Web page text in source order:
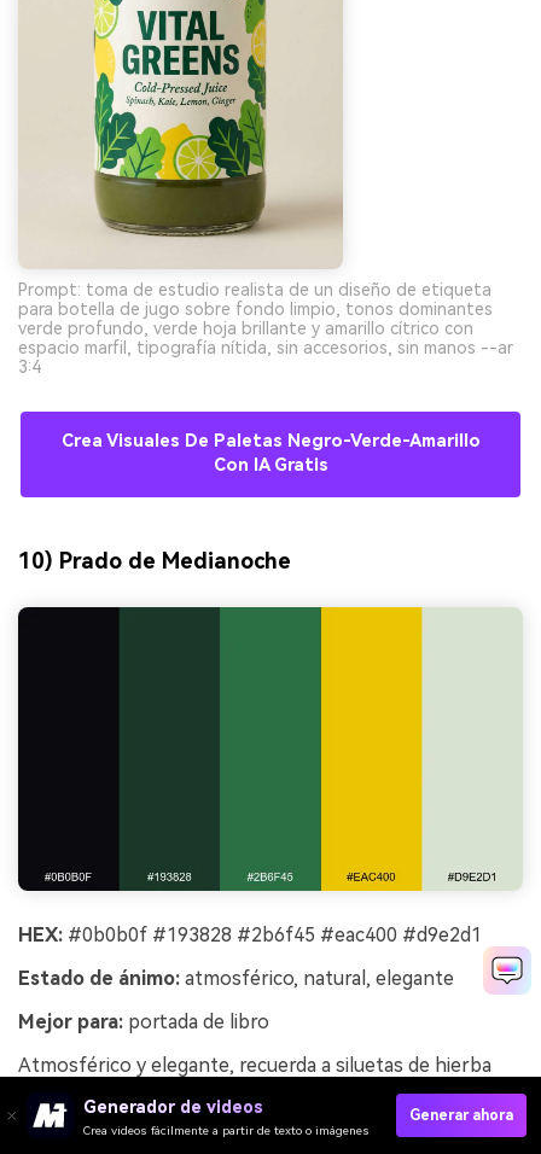
Prompt: toma de estudio realista de un diseño de etiqueta
para botella de jugo sobre fondo limpio, tonos dominantes
verde profundo, verde hoja brillante y amarillo cítrico con
espacio marfil, tipografía nítida, sin accesorios, sin manos --ar
3:4
Crea Visuales De Paletas Negro-Verde-Amarillo
Con IA Gratis
10) Prado de Medianoche
HEX: #0b0b0f #193828 #2b6f45 #eac400 #d9e2d1
Estado de ánimo: atmosférico, natural, elegante
Mejor para: portada de libro
Atmosférico y elegante, recuerda a siluetas de hierba
salvaje bajo un cielo nocturno con un toque de dorado.
El verde grisáceo suave añade respiro entre los tonos
Generador de videos
Crea videos fácilmente a partir de texto o imágenes
Generar ahora